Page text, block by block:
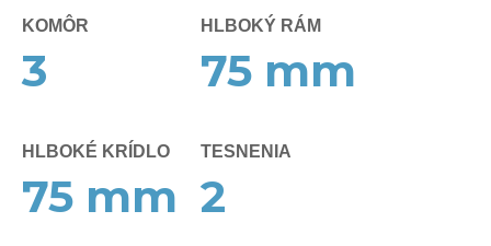
KOMÔR
3
HLBOKÝ RÁM
75 mm
HLBOKÉ KRÍDLO
75 mm
TESNENIA
2